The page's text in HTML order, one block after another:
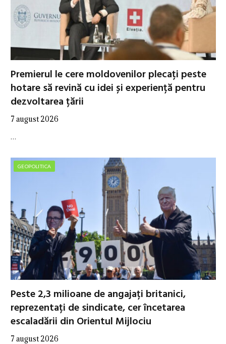
Premierul le cere moldovenilor plecați peste
hotare să revină cu idei și experiență pentru
dezvoltarea țării
7 august 2026
…
GEOPOLITICA
Peste 2,3 milioane de angajați britanici,
reprezentați de sindicate, cer încetarea
escaladării din Orientul Mijlociu
7 august 2026